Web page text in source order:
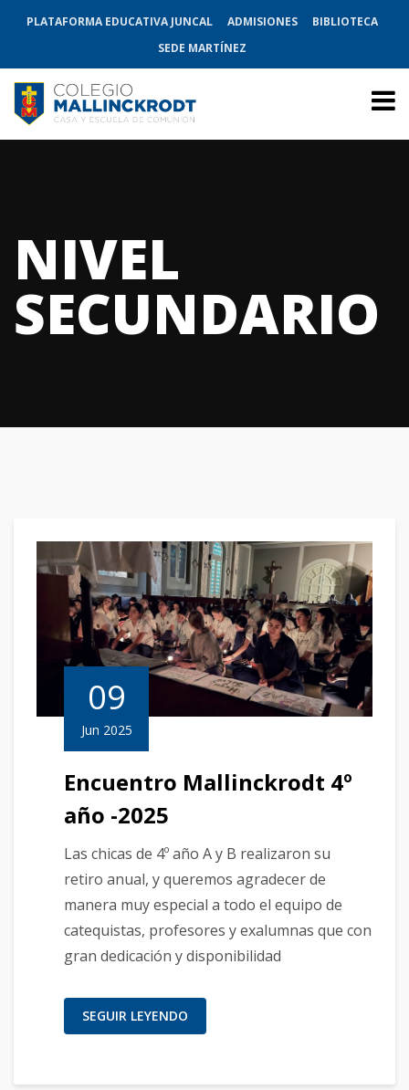
PLATAFORMA EDUCATIVA JUNCAL ADMISIONES
BIBLIOTECA
SEDE MARTÍNEZ
NIVEL
SECUNDARIO
09
Jun 2025
Encuentro Mallinckrodt 4º
año -2025
Las chicas de 4º año A y B realizaron su
retiro anual, y queremos agradecer de
manera muy especial a todo el equipo de
catequistas, profesores y exalumnas que con
gran dedicación y disponibilidad
SEGUIR LEYENDO